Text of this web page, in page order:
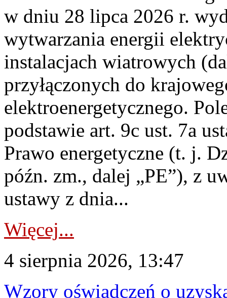
w dniu 28 lipca 2026 r.
wytwarzania energii
instalacjach wiatrowych
przyłączonych do
elektroenergetycznego.
podstawie art. 9c ust. 7a
Prawo energetyczne (t. j.
późn. zm., dalej „PE”), z
ustawy z dnia...
Więcej...
4 sierpnia 2026, 13:47
Wzory oświadczeń o